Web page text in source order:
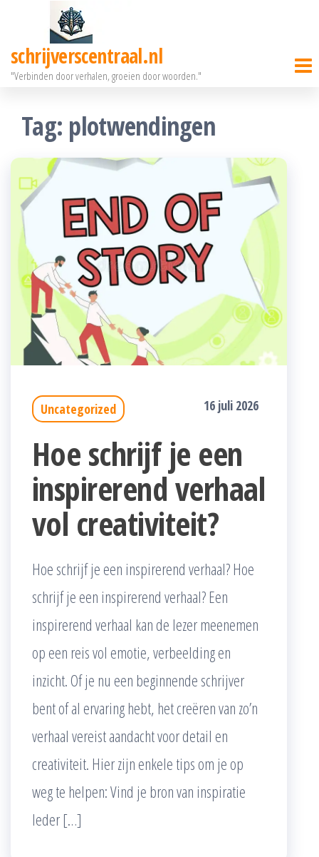
deschrijverscentraal.nl
"Verbinden door verhalen, groeien door woorden."
Tag: plotwendingen
Uncategorized 16 juli 2026
Hoe schrijf je een
inspirerend verhaal
vol creativiteit?
Hoe schrijf je een inspirerend verhaal? Hoe
schrijf je een inspirerend verhaal? Een
inspirerend verhaal kan de lezer meenemen
op een reis vol emotie, verbeelding en
inzicht. Of je nu een beginnende schrijver
bent of al ervaring hebt, het creëren van zo’n
verhaal vereist aandacht voor detail en
creativiteit. Hier zijn enkele tips om je op
weg te helpen: Vind je bron van inspiratie
Ieder […]